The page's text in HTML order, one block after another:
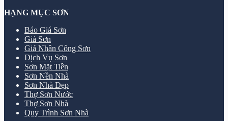
HẠNG MỤC SƠN
Báo Giá Sơn
Giá Sơn
Giá Nhân Công Sơn
Dịch Vụ Sơn
Sơn Mặt Tiền
Sơn Nền Nhà
Sơn Nhà Đẹp
Thợ Sơn Nước
Thợ Sơn Nhà
Quy Trình Sơn Nhà